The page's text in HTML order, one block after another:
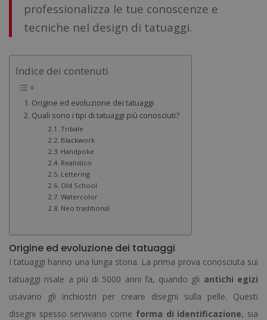
professionalizza le tue conoscenze e
tecniche nel design di tatuaggi.
Indice dei contenuti
Origine ed evoluzione dei tatuaggi
Quali sono i tipi di tatuaggi più conosciuti?
Tribale
Blackwork
Handpoke
Realistico
Lettering
Old School
Watercolor
Neo traditional
Origine ed evoluzione dei tatuaggi
I tatuaggi hanno una lunga storia. La prima prova conosciuta sui
tatuaggi risale a più di 5000 anni fa, quando gli antichi egizi
usavano gli inchiostri per creare disegni sulla pelle. Questi
disegni spesso servivano come forma di identificazione, sia